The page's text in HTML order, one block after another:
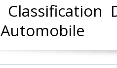
Classification
Automobile‎